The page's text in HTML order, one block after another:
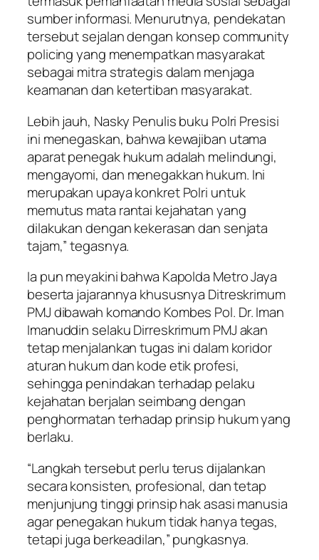
sumber informasi. Menurutnya, pendekatan
tersebut sejalan dengan konsep community
policing yang menempatkan masyarakat
sebagai mitra strategis dalam menjaga
keamanan dan ketertiban masyarakat.
Lebih jauh, Nasky Penulis buku Polri Presisi
ini menegaskan, bahwa kewajiban utama
aparat penegak hukum adalah melindungi,
mengayomi, dan menegakkan hukum. Ini
merupakan upaya konkret Polri untuk
memutus mata rantai kejahatan yang
dilakukan dengan kekerasan dan senjata
tajam,” tegasnya.
Ia pun meyakini bahwa Kapolda Metro Jaya
beserta jajarannya khususnya Ditreskrimum
PMJ dibawah komando Kombes Pol. Dr. Iman
Imanuddin selaku Dirreskrimum PMJ akan
tetap menjalankan tugas ini dalam koridor
aturan hukum dan kode etik profesi,
sehingga penindakan terhadap pelaku
kejahatan berjalan seimbang dengan
penghormatan terhadap prinsip hukum yang
berlaku.
“Langkah tersebut perlu terus dijalankan
secara konsisten, profesional, dan tetap
menjunjung tinggi prinsip hak asasi manusia
agar penegakan hukum tidak hanya tegas,
tetapi juga berkeadilan,” pungkasnya.